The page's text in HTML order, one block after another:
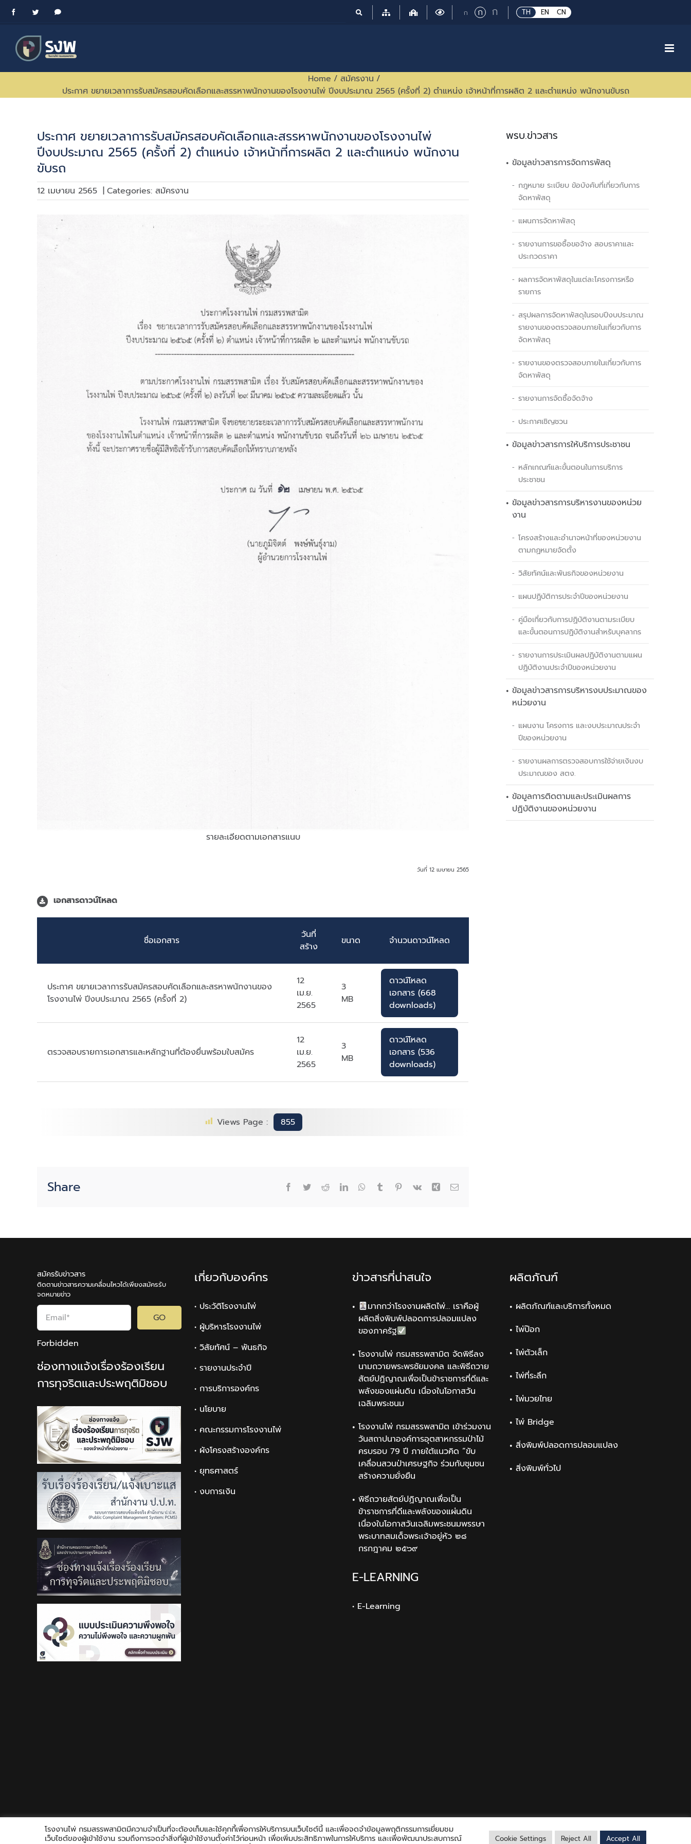
Skip
FacebookTwitter Messenger TH EN CN
ก Small
กRegular
กLarge
font
Home / สมัครงาน /
ประกาศ ขยายเวลาการรับสมัครสอบคัดเลือกและสรรหาพนักงานของโรงงานไพ่ ปีงบประมาณ 2565 (ครั้งที่ 2) ตำแหน่ง เจ้าหน้าที่การผลิต 2 และตำแหน่ง พนักงานขับรถ
ประกาศ ขยายเวลาการรับสมัครสอบคัดเลือกและสรรหาพนักงานของโรงงานไพ่
ปีงบประมาณ 2565 (ครั้งที่ 2) ตำแหน่ง เจ้าหน้าที่การผลิต 2 และตำแหน่ง พนักงาน
ขับรถ
12 เมษายน 2565 | Categories: สมัครงาน
รายละเอียดตามเอกสารแนบ
วันที่ 12 เมษายน 2565
เอกสารดาวน์โหลด
ชื่อเอกสาร
วันที่
สร้าง
ขนาด จำนวนดาวน์โหลด
ประกาศ ขยายเวลาการรับสมัครสอบคัดเลือกและสรหาพนักงานของ
โรงงานไพ่ ปีงบประมาณ 2565 (ครั้งที่ 2)
12
เม.ย.
2565
3
MB
ดาวน์โหลด
เอกสาร (668
downloads)
ตรวจสอบรายการเอกสารและหลักฐานที่ต้องยื่นพร้อมใบสมัคร
12
เม.ย.
2565
3
MB
ดาวน์โหลด
เอกสาร (536
downloads)
Views Page : 855
Share Facebook
TwitterRedditLinkedInWhatsApp
Tumblr Pinterest
Vk Xing Email
พรบ.ข่าวสาร
ข้อมูลข่าวสารการจัดการพัสดุ
กฎหมาย ระเบียบ ข้อบังคับที่เกี่ยวกับการ
จัดหาพัสดุ
แผนการจัดหาพัสดุ
รายงานการขอซื้อขอจ้าง สอบราคาและ
ประกวดราคา
ผลการจัดหาพัสดุในแต่ละโครงการหรือ
รายการ
สรุปผลการจัดหาพัสดุในรอบปีงบประมาณ
รายงานของตรวจสอบภายในเกี่ยวกับการ
จัดหาพัสดุ
รายงานของตรวจสอบภายในเกี่ยวกับการ
จัดหาพัสดุ
รายงานการจัดซื้อจัดจ้าง
ประกาศเชิญชวน
ข้อมูลข่าวสารการให้บริการประชาชน
หลักเกณฑ์และขั้นตอนในการบริการ
ประชาชน
ข้อมูลข่าวสารการบริหารงานของหน่วย
งาน
โครงสร้างและอำนาจหน้าที่ของหน่วยงาน
ตามกฏหมายจัดตั้ง
วิสัยทัศน์และพันธกิจของหน่วยงาน
แผนปฏิบัติการประจำปีของหน่วยงาน
คู่มือเกี่ยวกับการปฏิบัติงานตามระเบียบ
และขั้นตอนการปฏิบัติงานสำหรับบุคลากร
รายงานการประเมินผลปฏิบัติงานตามแผน
ปฏิบัติงานประจำปีของหน่วยงาน
ข้อมูลข่าวสารการบริหารงบประมาณของ
หน่วยงาน
แผนงาน โครงการ และงบประมาณประจำ
ปีของหน่วยงาน
รายงานผลการตรวจสอบการใช้จ่ายเงินงบ
ประมาณของ สตง.
ข้อมูลการติดตามและประเมินผลการ
ปฏิบัติงานของหน่วยงาน
สมัครรับข่าวสาร
ติดตามข่าวสารความเคลื่อนไหวได้เพียงสมัครรับ
จดหมายข่าว
GO
Forbidden
ช่องทางแจ้งเรื่องร้องเรียน
การทุจริตและประพฤติมิชอบ
เกี่ยวกับองค์กร
• ประวัติโรงงานไพ่
• ผู้บริหารโรงงานไพ่
• วิสัยทัศน์ – พันธกิจ
• รายงานประจำปี
• การบริการองค์กร
• นโยบาย
• คณะกรรมการโรงงานไพ่
• ผังโครงสร้างองค์กร
• ยุทธศาสตร์
• งบการเงิน
ข่าวสารที่น่าสนใจ
มากกว่าโรงงานผลิตไพ่… เราคือผู้
ผลิตสิ่งพิมพ์ปลอดการปลอมแปลง
ของภาครัฐ
โรงงานไพ่ กรมสรรพสามิต จัดพิธีลง
นามถวายพระพรชัยมงคล และพิธีถวาย
สัตย์ปฏิญาณเพื่อเป็นข้าราชการที่ดีและ
พลังของแผ่นดิน เนื่องในโอกาสวัน
เฉลิมพระชนม
โรงงานไพ่ กรมสรรพสามิต เข้าร่วมงาน
วันสถาปนาองค์การอุตสาหกรรมป่าไม้
ครบรอบ 79 ปี ภายใต้แนวคิด “ขับ
เคลื่อนสวนป่าเศรษฐกิจ ร่วมกับชุมชน
สร้างความยั่งยืน
พิธีถวายสัตย์ปฏิญาณเพื่อเป็น
ข้าราชการที่ดีและพลังของแผ่นดิน
เนื่องในโอกาสวันเฉลิมพระชนมพรรษา
พระบาทสมเด็จพระเจ้าอยู่หัว ๒๘
กรกฎาคม ๒๕๖๙
E-LEARNING
• E-Learning
ผลิตภัณฑ์
ผลิตภัณฑ์และบริการทั้งหมด
ไพ่ป๊อก
ไพ่ตัวเล็ก
ไพ่ที่ระลึก
ไพ่มวยไทย
ไพ่ Bridge
สิ่งพิมพ์ปลอดการปลอมแปลง
สิ่งพิมพ์ทั่วไป
Copyright © 2021 Playing Card Factory, all rights reserved FacebookTwitter
โรงงานไพ่ กรมสรรพสามิตมีความจำเป็นที่จะต้องเก็บและใช้คุกกี้เพื่อการให้บริการบนเว็บไซต์นี้ และเพื่อจดจำข้อมูลพฤติกรรมการเยี่ยมชม
เว็บไซต์ของผู้เข้าใช้งาน รวมถึงการจดจำสิ่งที่ผู้เข้าใช้งานตั้งค่าไว้ก่อนหน้า เพื่อเพิ่มประสิทธิภาพในการให้บริการ และเพื่อพัฒนาประสบการณ์
Cookie Settings Reject All Accept All